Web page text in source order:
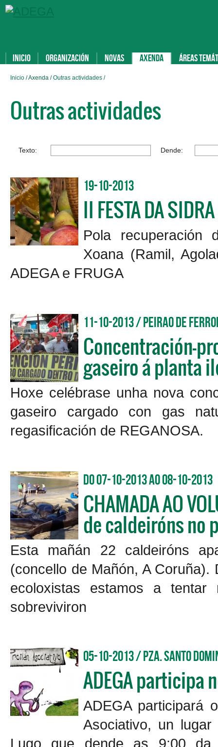
Inicio Organización Novas Axenda Áreas
Inicio / Axenda /Outras actividades /
Outras actividades
Texto: Dende:
19-10-2013
II FESTA DA
Pola recuperación
Xoana (Ramil,
ADEGA e FRUGA
11-10-2013 / Peirao de
Concentración-
gaseiro á planta
Hoxe celébrase unha nova
gaseiro cargado con gas
regasificación de REGANOSA.
Do 07-10-2013 ao 08-10-2013
CHAMADA AO
de caldeiróns no
Esta mañán 22 caldeiróns
(concello de Mañón, A
ecoloxistas estamos a
sobreviviron
05-10-2013 / Pza. Santo
ADEGA participa
ADEGA participará
Asociativo, un
Lugo que dende as 9:00